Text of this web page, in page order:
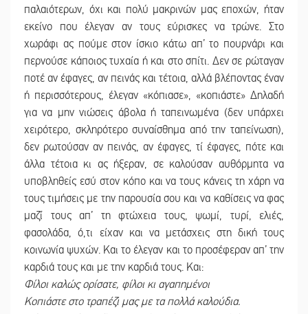
παλαιότερων, όχι και πολύ μακρινών μας εποχών, ήταν
εκείνο που έλεγαν αν τους εύρισκες να τρώνε. Στο
χωράφι ας πούμε στον ίσκιο κάτω απ’ το πουρνάρι και
περνούσε κάποιος τυχαία ή και στο σπίτι. Δεν σε ρώταγαν
ποτέ αν έφαγες, αν πεινάς και τέτοια, αλλά βλέποντας έναν
ή περισσότερους, έλεγαν «κόπιασε», «κοπιάστε» Δηλαδή
για να μην νιώσεις άβολα ή ταπεινωμένα (δεν υπάρχει
χειρότερο, σκληρότερο συναίσθημα από την ταπείνωση),
δεν ρωτούσαν αν πεινάς, αν έφαγες, τί έφαγες, πότε και
άλλα τέτοια κι ας ήξεραν, σε καλούσαν αυθόρμητα να
υποβληθείς εσύ στον κόπο και να τους κάνεις τη χάρη να
τους τιμήσεις με την παρουσία σου και να καθίσεις να φας
μαζί τους απ’ τη φτώχεια τους, ψωμί, τυρί, ελιές,
φασολάδα, ό,τι είχαν και να μετάσχεις στη δική τους
κοινωνία ψυχών. Και το έλεγαν και το προσέφεραν απ’ την
καρδιά τους και με την καρδιά τους. Και:
Φίλοι καλώς ορίσατε, φίλοι κι αγαπημένοι
Κοπιάστε στο τραπέζι μας με τα πολλά καλούδια.